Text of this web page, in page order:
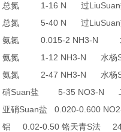
总氮 1-16 N 过LiuSuan
总氮 5-40 N 过LiuSuan
氨氮 0.015-2 NH3-N
氨氮 1-12 NH3-N 水杨
氨氮 2-47 NH3-N 水杨
硝Suan盐 5-35 NO3-N
亚硝Suan盐 0.020-0.600
铝 0.02-0.50 铬天青S法